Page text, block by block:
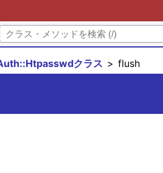
クラス flush